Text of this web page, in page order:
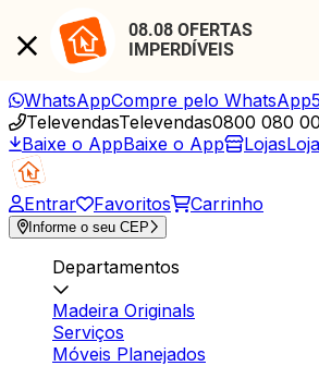
08.08 OFERTAS
IMPERDÍVEIS
WhatsAppCompre pelo WhatsApp
TelevendasTelevendas0800 080
Baixe o AppBaixe o App Lojas
Entrar Favoritos Carrinho
Informe o seu CEP
Departamentos
Madeira Originals
Serviços
Móveis Planejados